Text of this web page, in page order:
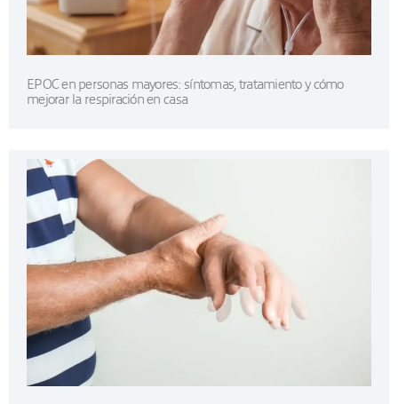
EPOC en personas mayores: síntomas, tratamiento y cómo
mejorar la respiración en casa